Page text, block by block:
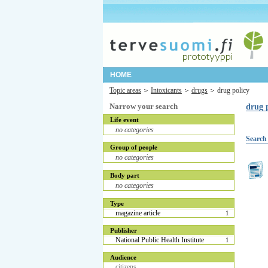
HOME
Topic areas
Intoxicants drugs drug policy
Narrow your search
Life event
no categories
Group of people
no categories
Body part
no categories
Type
magazine article 1
Publisher
National Public Health Institute 1
Audience
drug